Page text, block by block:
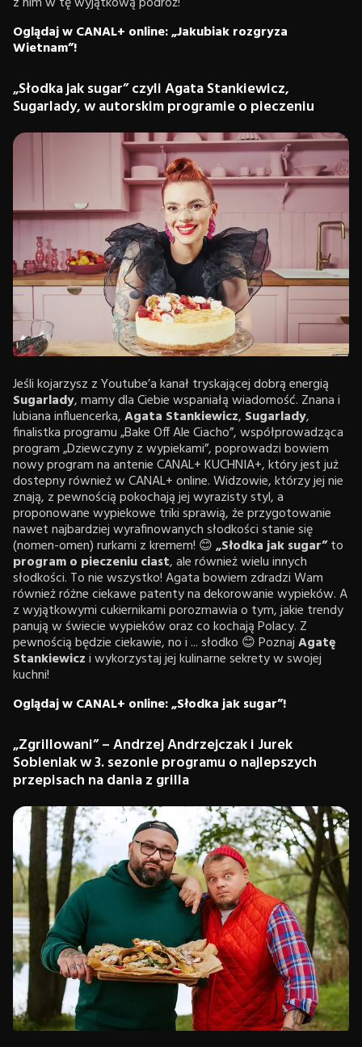
Oglądaj w CANAL+ online: „Jakubiak rozgryza
Wietnam”!
„Słodka jak sugar” czyli Agata Stankiewicz,
Sugarlady, w autorskim programie o pieczeniu
Jeśli kojarzysz z Youtube’a kanał tryskającej dobrą energią
Sugarlady, mamy dla Ciebie wspaniałą wiadomość. Znana i
lubiana influencerka,Agata Stankiewicz, Sugarlady,
finalistka programu „Bake Off Ale Ciacho”, współprowadząca
program „Dziewczyny z wypiekami”, poprowadzi bowiem
nowy program na antenie CANAL+ KUCHNIA+, który jest już
dostepny również w CANAL+ online. Widzowie, którzy jej nie
znają, z pewnością pokochają jej wyrazisty styl, a
proponowane wypiekowe triki sprawią, że przygotowanie
nawet najbardziej wyrafinowanych słodkości stanie się
(nomen-omen) rurkami z kremem! 😊„Słodka jak sugar”to
program o pieczeniu ciast, ale również wielu innych
słodkości. To nie wszystko! Agata bowiem zdradzi Wam
również różne ciekawe patenty na dekorowanie wypieków. A
z wyjątkowymi cukiernikami porozmawia o tym, jakie trendy
panują w świecie wypieków oraz co kochają Polacy. Z
pewnością będzie ciekawie, no i ... słodko 😊 PoznajAgatę
Stankiewiczi wykorzystaj jej kulinarne sekrety w swojej
kuchni!
Oglądaj w CANAL+ online: „Słodka jak sugar”!
„Zgrillowani” – Andrzej Andrzejczak i Jurek
Sobieniak w 3. sezonie programu o najlepszych
przepisach na dania z grilla